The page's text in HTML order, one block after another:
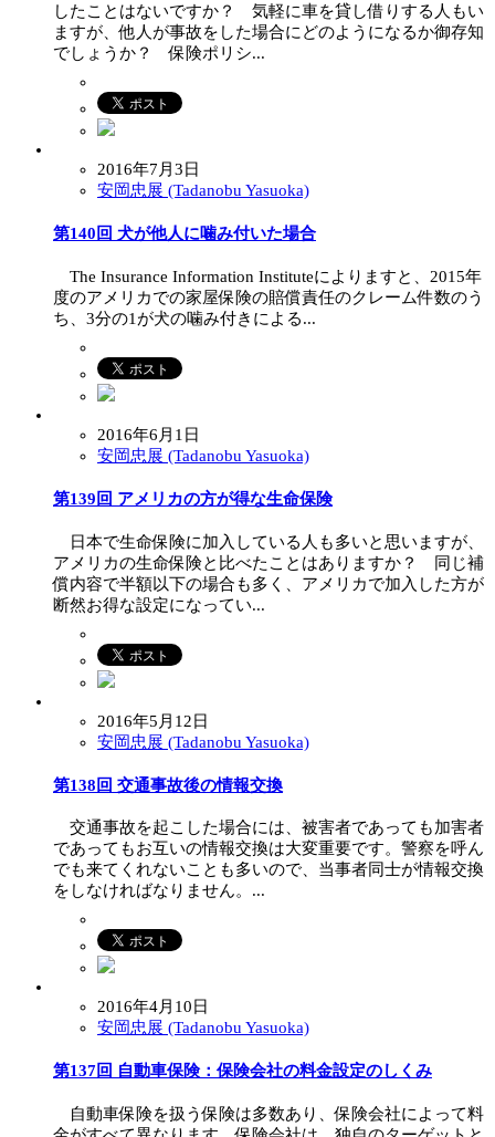
したことはないですか？ 気軽に車を貸し借りする人もい
ますが、他人が事故をした場合にどのようになるか御存知
でしょうか？ 保険ポリシ...
2016年7月3日
安岡忠展 (Tadanobu Yasuoka)
第140回 犬が他人に噛み付いた場合
The Insurance Information Instituteによりますと、2015年
度のアメリカでの家屋保険の賠償責任のクレーム件数のう
ち、3分の1が犬の噛み付きによる...
2016年6月1日
安岡忠展 (Tadanobu Yasuoka)
第139回 アメリカの方が得な生命保険
日本で生命保険に加入している人も多いと思いますが、
アメリカの生命保険と比べたことはありますか？ 同じ補
償内容で半額以下の場合も多く、アメリカで加入した方が
断然お得な設定になってい...
2016年5月12日
安岡忠展 (Tadanobu Yasuoka)
第138回 交通事故後の情報交換
交通事故を起こした場合には、被害者であっても加害者
であってもお互いの情報交換は大変重要です。警察を呼ん
でも来てくれないことも多いので、当事者同士が情報交換
をしなければなりません。...
2016年4月10日
安岡忠展 (Tadanobu Yasuoka)
第137回 自動車保険：保険会社の料金設定のしくみ
自動車保険を扱う保険は多数あり、保険会社によって料